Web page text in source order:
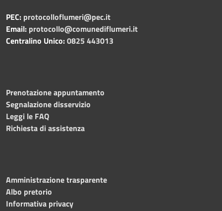
PEC: protocolloflumeri@pec.it
Email: protocollo@comunediflumeri.it
Centralino Unico:0825 443013
Prenotazione appuntamento
Segnalazione disservizio
Leggi le FAQ
Richiesta di assistenza
Amministrazione trasparente
Albo pretorio
Informativa privacy